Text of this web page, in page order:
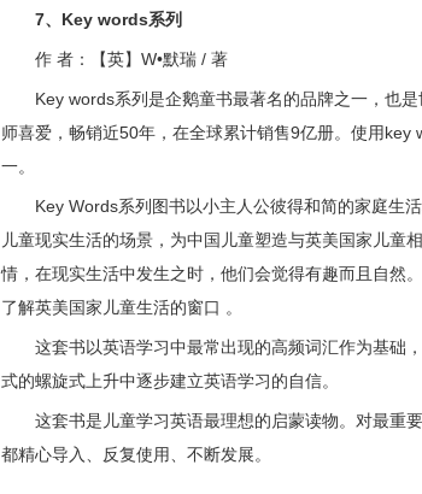
7、Key words系列
作 者：【英】W•默瑞 / 著
Key words系列是企鹅童书最著名的品牌之一，也
师喜爱，畅销近50年，在全球累计销售9亿册。使用
一。
Key Words系列图书以小主人公彼得和简的家庭生
儿童现实生活的场景，为中国儿童塑造与英美国家儿童
情，在现实生活中发生之时，他们会觉得有趣而且自然
了解英美国家儿童生活的窗口 。
这套书以英语学习中最常出现的高频词汇作为基础
式的螺旋式上升中逐步建立英语学习的自信。
这套书是儿童学习英语最理想的启蒙读物。对最重
都精心导入、反复使用、不断发展。